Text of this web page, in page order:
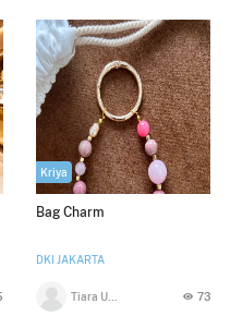
Kriya
Bag Charm
DKI JAKARTA
73